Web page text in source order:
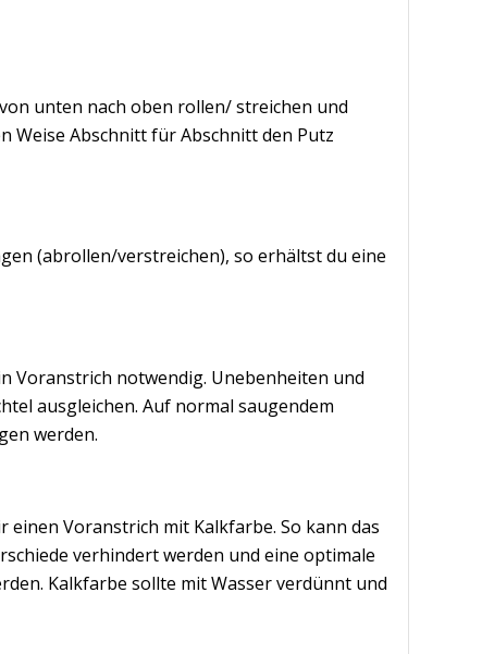
unten nach oben rollen/ streichen und
Weise Abschnitt für Abschnitt den Putz
(abrollen/verstreichen), so erhältst du eine
Voranstrich notwendig. Unebenheiten und
ausgleichen. Auf normal saugendem
werden.
Voranstrich mit Kalkfarbe. So kann das
verhindert werden und eine optimale
Kalkfarbe sollte mit Wasser verdünnt und